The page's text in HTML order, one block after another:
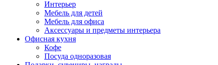
Интерьер
Мебель для детей
Мебель для офиса
Аксессуары и предметы интерьера
Офисная кухня
Кофе
Посуда одноразовая